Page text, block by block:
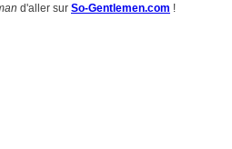
d'aller sur So-Gentlemen.com !